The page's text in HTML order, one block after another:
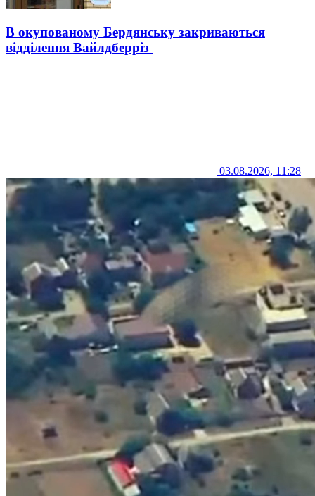
В окупованому Бердянську закриваються
відділення Вайлдберріз
03.08.2026, 11:28